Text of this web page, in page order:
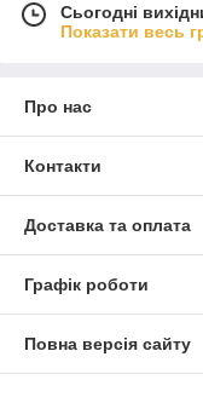
Сьогодні
Показати весь
Про нас
Контакти
Доставка та оплата
Графік роботи
Повна версія сайту